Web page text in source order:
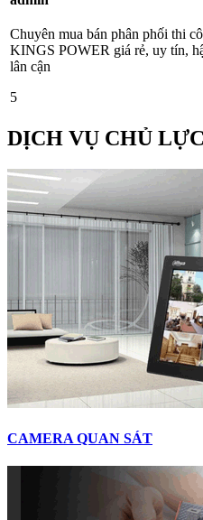
Chuyên mua bán phân phối thi
KINGS POWER giá rẻ, uy tín,
lân cận
5
DỊCH VỤ CHỦ LỰC
CAMERA QUAN SÁT